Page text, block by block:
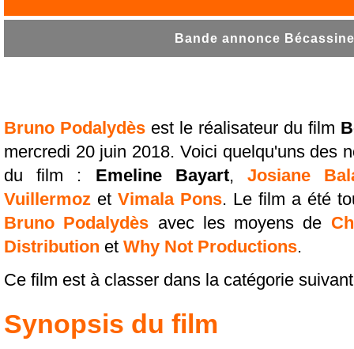
Bande annonce
Bruno Podalydès est le réalisateur du film
mercredi 20 juin 2018. Voici quelqu'uns des
du film : Emeline Bayart,Josiane
Vuillermoz et Vimala Pons. Le film a été
Bruno Podalydès avec les moyens de
Distribution et Why Not Productions.
Ce film est à classer dans la catégorie
Synopsis du film